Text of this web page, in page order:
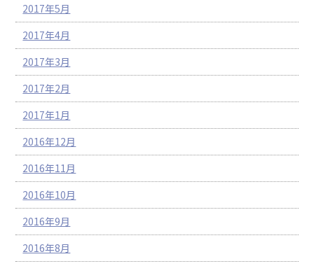
2017年5月
2017年4月
2017年3月
2017年2月
2017年1月
2016年12月
2016年11月
2016年10月
2016年9月
2016年8月